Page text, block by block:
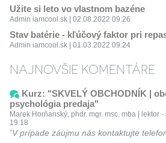
Užite si leto vo vlastnom bazéne
Admin iamcool.sk | 02.08.2022 09:26
Stav batérie - kľúčový faktor pri
Admin iamcool.sk | 01.03.2022 09:24
NAJNOVŠIE KOMENTÁRE
Kurz: "SKVELÝ OBCHODNÍK |
psychológia predaja"
Marek Horňanský, phdr. mgr. msc. mba | lektor
19:18
V prípade záujmu nás kontaktujte